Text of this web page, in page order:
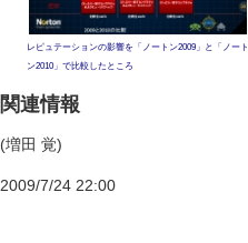
レピュテーションの影響を「ノートン2009」と「ノート
ン2010」で比較したところ
関連情報
(増田 覚)
2009/7/24 22:00